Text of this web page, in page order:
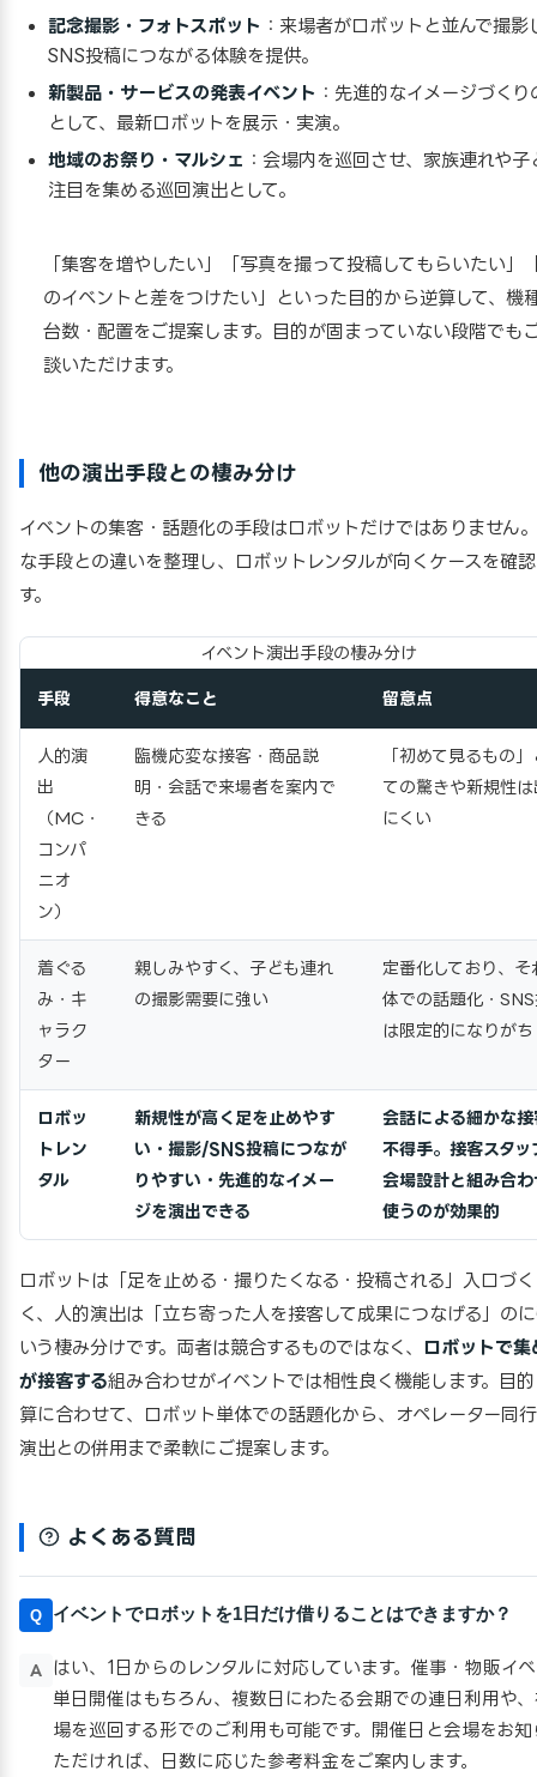
記念撮影・フォトスポット ：来場者がロボットと並んで撮影
SNS投稿につながる体験を提供。
新製品・サービスの発表イベント ：先進的なイメージづくり
として、最新ロボットを展示・実演。
地域のお祭り・マルシェ ：会場内を巡回させ、家族連れや子
注目を集める巡回演出として。
「集客を増やしたい」「写真を撮って投稿してもらいたい」
のイベントと差をつけたい」といった目的から逆算して、機
台数・配置をご提案します。目的が固まっていない段階でも
談いただけます。
他の演出手段との棲み分け
イベントの集客・話題化の手段はロボットだけではありません
な手段との違いを整理し、ロボットレンタルが向くケースを確
す。
イベント演出手段の棲み分け
手段 得意なこと 留意点
人的演
出
（MC・
コンパ
ニオ
ン）
臨機応変な接客・商品説
明・会話で来場者を案内で
きる
「初めて見るもの
ての驚きや新規性は
にくい
着ぐる
み・キ
ャラク
ター
親しみやすく、子ども連れ
の撮影需要に強い
定番化しており、そ
体での話題化・
は限定的になりがち
ロボッ
トレン
タル
新規性が高く足を止めやす
い・撮影/SNS投稿につなが
りやすい・先進的なイメー
ジを演出できる
会話による細かな接
不得手。接客スタッ
会場設計と組み合わ
使うのが効果的
ロボットは「足を止める・撮りたくなる・投稿される」入口づ
く、人的演出は「立ち寄った人を接客して成果につなげる」の
いう棲み分けです。両者は競合するものではなく、 ロボットで集
が接客する組み合わせがイベントでは相性良く機能します。目
算に合わせて、ロボット単体での話題化から、オペレーター同
演出との併用まで柔軟にご提案します。
よくある質問
Q イベントでロボットを1日だけ借りることはできますか？
A
はい、1日からのレンタルに対応しています。催事・物販イ
単日開催はもちろん、複数日にわたる会期での連日利用や
場を巡回する形でのご利用も可能です。開催日と会場をお知
ただければ、日数に応じた参考料金をご案内します。